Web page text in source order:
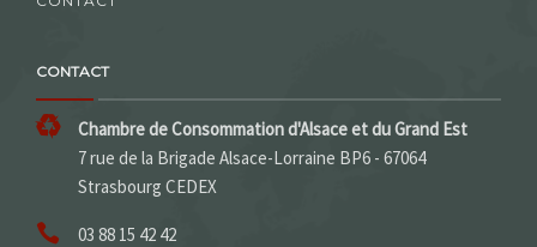
CONTACT
Chambre de Consommation d'Alsace et du Grand Est
7 rue de la Brigade Alsace-Lorraine BP6 - 67064
Strasbourg CEDEX
03 88 15 42 42